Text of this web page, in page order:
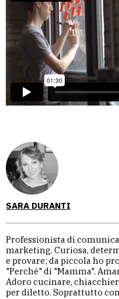
SARA DURANTI
Professionista di
marketing. Curiosa,
e provare; da piccola ho
"Perché" di "Mamma".
Adoro cucinare,
per diletto. Soprattutto